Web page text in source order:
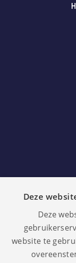
Deze
Deze
website te